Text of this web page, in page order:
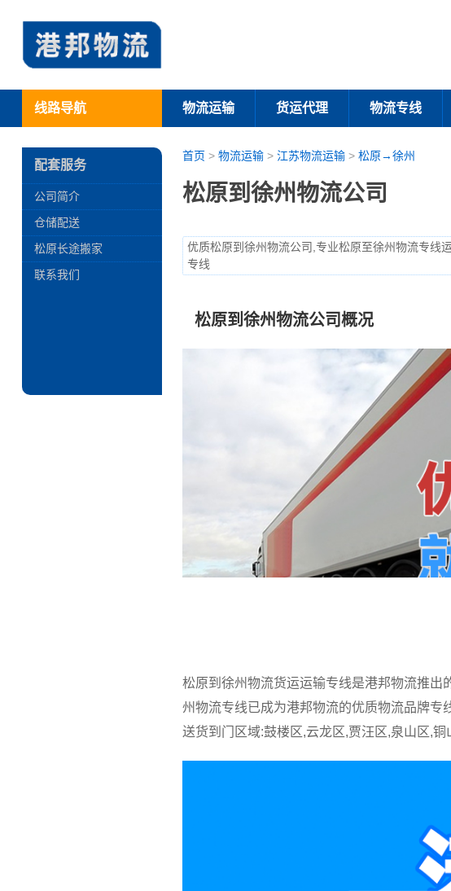
线路导航 物流运输 货运代理 物流专线
首页 > 物流运输> 江苏物流运输> 松原→徐州
松原到徐州物流公司
优质松原到徐州物流公司,专业松原至徐州物流专线
专线
松原到徐州物流公司概况
松原到徐州物流货运运输专线是港邦物流推
州物流专线已成为港邦物流的优质物流品牌专
送货到门区域:鼓楼区,云龙区,贾汪区,泉山区,铜
配套服务
公司简介
仓储配送
松原长途搬家
联系我们